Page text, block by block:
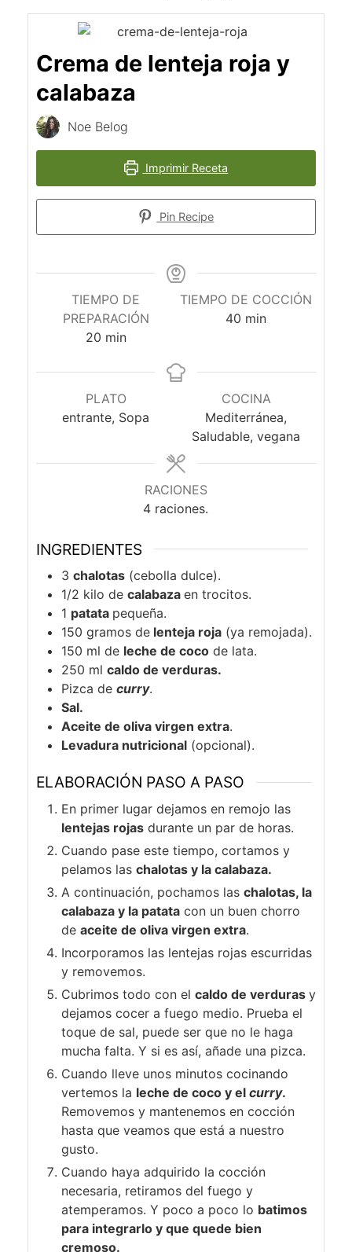
Crema de lenteja roja y
calabaza
Noe Belog
Imprimir Receta
Pin Recipe
TIEMPO DE
PREPARACIÓN
20minutos
min
TIEMPO DE COCCIÓN
40 minutos
min
PLATO
entrante, Sopa
COCINA
Mediterránea,
Saludable, vegana
RACIONES
4 raciones.
INGREDIENTES
3 chalotas(cebolla dulce).
1/2 kilo de calabaza en trocitos.
1 patata pequeña.
150 gramos delenteja roja(ya remojada).
150 ml de leche de cocode lata.
250 ml caldo de verduras.
Pizca de curry.
Sal.
Aceite de oliva virgen extra.
Levadura nutricional(opcional).
ELABORACIÓN PASO A PASO
En primer lugar dejamos en remojo las
lentejas rojasdurante un par de horas.
Cuando pase este tiempo, cortamos y
pelamos las chalotas y la calabaza.
A continuación, pochamos las chalotas, la
calabaza y la patatacon un buen chorro
de aceite de oliva virgen extra.
Incorporamos las lentejas rojas escurridas
y removemos.
Cubrimos todo con el caldo de verduras y
dejamos cocer a fuego medio. Prueba el
toque de sal, puede ser que no le haga
mucha falta. Y si es así, añade una pizca.
Cuando lleve unos minutos cocinando
vertemos la leche de coco y el curry.
Removemos y mantenemos en cocción
hasta que veamos que está a nuestro
gusto.
Cuando haya adquirido la cocción
necesaria, retiramos del fuego y
atemperamos. Y poco a poco lo batimos
para integrarlo y que quede bien
cremoso.